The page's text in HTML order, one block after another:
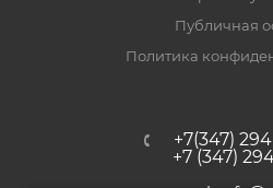
Публичная
Политика
+7(347)
+7 (347)